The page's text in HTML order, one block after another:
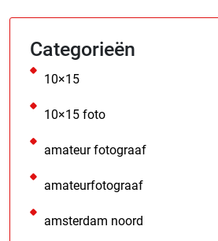
Categorieën
10×15
10×15 foto
amateur fotograaf
amateurfotograaf
amsterdam noord